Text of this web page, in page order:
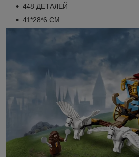
448 ДЕТАЛЕЙ
41*28*6 СМ